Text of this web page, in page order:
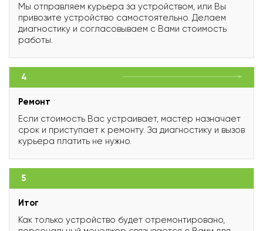
Мы отправляем курьера за устройством, или Вы
привозите устройство самостоятельно. Делаем
диагностику и согласовываем с Вами стоимость
работы.
4
Ремонт
Если стоимость Вас устраивает, мастер назначает
срок и приступает к ремонту. За диагностику и вызов
курьера платить не нужно.
5
Итог
Как только устройство будет отремонтировано,